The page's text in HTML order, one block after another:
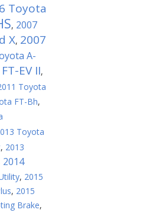
Toyota
, 2007
X, 2007
A-
EV II,
Toyota
FT-Bh,
Toyota
, 2013
2014
, 2015
, 2015
Brake,